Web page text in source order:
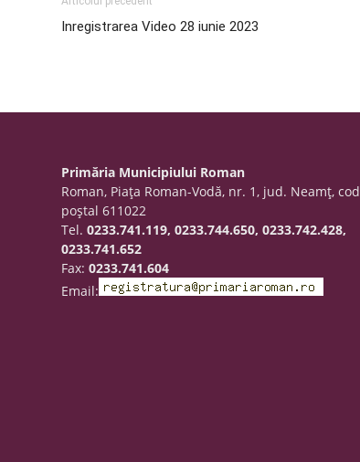
Inregistrarea Video 28 iunie 2023
Primăria Municipiului Roman
Roman, Piaţa Roman-Vodă, nr. 1, jud. Neamţ, cod
poştal 611022
Tel.0233.741.119, 0233.744.650, 0233.742.428,
0233.741.652
Fax:0233.741.604
Email: